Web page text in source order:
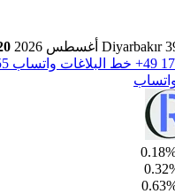
Diyarbakır
+49 خط البلاغات واتساب